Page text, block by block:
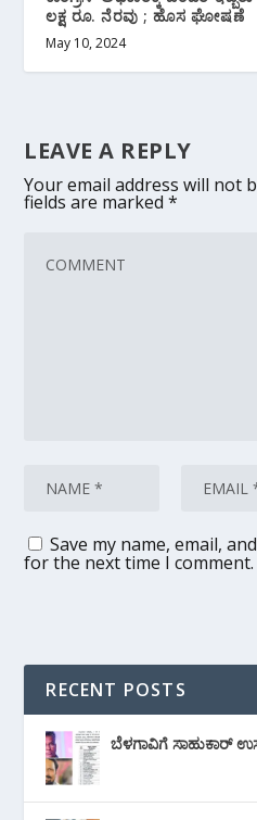
ಲಕ್ಷ ರೂ. ನೆರವು ; ಹೊಸ ಘೋಷಣೆ
May 10, 2024
LEAVE A REPLY
Your email address will not
fields are marked*
Save my name, email,
for the next time I comment.
RECENT POSTS
ಬೆಳಗಾವಿಗೆ ಸಾಹುಕಾರ್